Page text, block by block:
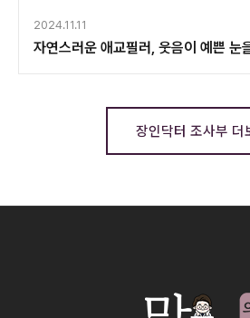
2024.11.11
자연스러운 애교필러, 웃음이 예쁜 눈
장인닥터 조사부 더